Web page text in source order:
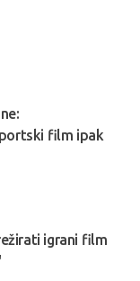
film ipak
igrani film